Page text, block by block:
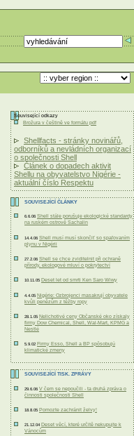
Související odkazy
Brožura v češtině ve formátu pdf
Shellfacts - stránky novinářů,
odborníků a nevládních organizací
o společnosti Shell
Článek o dopadech aktivit
Shellu na obyvatelstvo Nigérie -
aktuální číslo Respektu
SOUVISEJÍCÍ ČLÁNKY
6.6.06 Shell stále porušuje ekologické standardy
na ruském ostrově Sachalin
14.4.06 Shell musí musí skončiť so spaľovaním
plynu v Nigérii
27.2.06 Shell se chce zviditelnit při ochraně
přírody, ekologové mluví o pokrytectví
10.11.05 Deset let od smrti Ken Saro Wiwy
4.4.05 Nigérie: Ozbrojenci masakrují obyvatele
kvůli penězům z těžby ropy
28.1.05 Nelichotivé ceny Občanské oko získaly
firmy Dow Chemical, Shell, Wal-Mart, KPMG a
Nestlé
5.9.02 Firmy Esso, Shell a BP spôsobujú
klimatické zmeny
SOUVISEJÍCÍ TISK. ZPRÁVY
29.6.06 V čem se nepoučili - ta druhá zpráva o
činnosti společnosti Shell
18.8.05 Pomozte zachránit želvy!
21.12.04 Deset věcí, které určitě nekupujte k
Vánocům